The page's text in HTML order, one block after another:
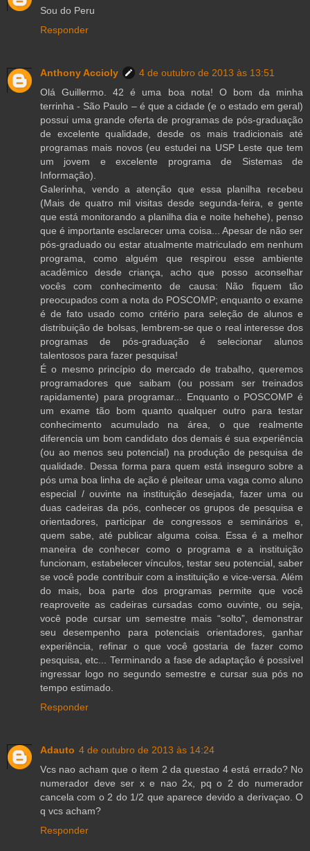
Sou do Peru
Responder
Anthony Accioly
4 de outubro de 2013 às 13:51
Olá Guillermo. 42 é uma boa nota! O bom da minha
terrinha - São Paulo – é que a cidade (e o estado em geral)
possui uma grande oferta de programas de pós-graduação
de excelente qualidade, desde os mais tradicionais até
programas mais novos (eu estudei na USP Leste que tem
um jovem e excelente programa de Sistemas de
Informação).
Galerinha, vendo a atenção que essa planilha recebeu
(Mais de quatro mil visitas desde segunda-feira, e gente
que está monitorando a planilha dia e noite hehehe), penso
que é importante esclarecer uma coisa... Apesar de não ser
pós-graduado ou estar atualmente matriculado em nenhum
programa, como alguém que respirou esse ambiente
acadêmico desde criança, acho que posso aconselhar
vocês com conhecimento de causa: Não fiquem tão
preocupados com a nota do POSCOMP; enquanto o exame
é de fato usado como critério para seleção de alunos e
distribuição de bolsas, lembrem-se que o real interesse dos
programas de pós-graduação é selecionar alunos
talentosos para fazer pesquisa!
É o mesmo princípio do mercado de trabalho, queremos
programadores que saibam (ou possam ser treinados
rapidamente) para programar... Enquanto o POSCOMP é
um exame tão bom quanto qualquer outro para testar
conhecimento acumulado na área, o que realmente
diferencia um bom candidato dos demais é sua experiência
(ou ao menos seu potencial) na produção de pesquisa de
qualidade. Dessa forma para quem está inseguro sobre a
pós uma boa linha de ação é pleitear uma vaga como aluno
especial / ouvinte na instituição desejada, fazer uma ou
duas cadeiras da pós, conhecer os grupos de pesquisa e
orientadores, participar de congressos e seminários e,
quem sabe, até publicar alguma coisa. Essa é a melhor
maneira de conhecer como o programa e a instituição
funcionam, estabelecer vínculos, testar seu potencial, saber
se você pode contribuir com a instituição e vice-versa. Além
do mais, boa parte dos programas permite que você
reaproveite as cadeiras cursadas como ouvinte, ou seja,
você pode cursar um semestre mais “solto”, demonstrar
seu desempenho para potenciais orientadores, ganhar
experiência, refinar o que você gostaria de fazer como
pesquisa, etc... Terminando a fase de adaptação é possível
ingressar logo no segundo semestre e cursar sua pós no
tempo estimado.
Responder
Adauto 4 de outubro de 2013 às 14:24
Vcs nao acham que o item 2 da questao 4 está errado? No
numerador deve ser x e nao 2x, pq o 2 do numerador
cancela com o 2 do 1/2 que aparece devido a derivaçao. O
q vcs acham?
Responder